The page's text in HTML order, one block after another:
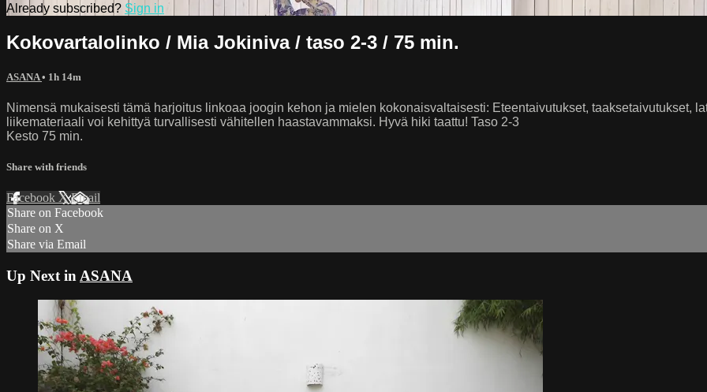
Already subscribed? Sign in
Kokovartalolinko / Mia Jokiniva / taso 2-3 / 75 min.
ASANA• 1h 14m
Nimensä mukaisesti tämä harjoitus linkoaa joogin kehon ja mielen kokonaisvaltaisesti: Eteentaivutukset, taaksetaivutukset,
liikemateriaali voi kehittyä turvallisesti vähitellen haastavammaksi. Hyvä hiki taattu! Taso 2-3
Kesto 75 min.
Share with friends
Facebook XEmail
Share on Facebook
Share on X
Share via Email
Up Next in ASANA